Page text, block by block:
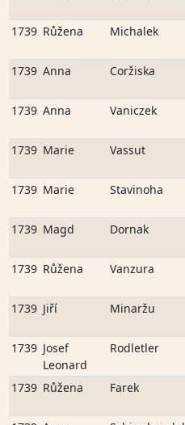
1739 Růžena Michalek
1739 Anna Coržiska
1739 Anna Vaniczek
1739 Marie Vassut
1739 Marie Stavinoha
1739 Magd Dornak
1739 Růžena Vanzura
1739 Jiří Minaržu
1739 Josef
Leonard
Rodletler
1739 Růžena Farek